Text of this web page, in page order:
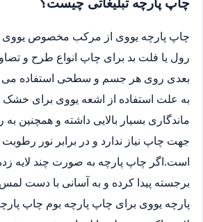
چاپ پارچه تبلیغاتی چیست؟
چاپ پارچه یووی از مرکب مخصوص یووی
رول یا فلت بد برای چاپ انواع طرح و
بعدی روی هر جسم و سطحی استفاده می
به علت استفاده از اشعه یووی برای
ماندگاری بسیار بالایی داشته و همچنین
جهت چاپ نیاز ندارد و در برابر نور
است.اگر چاپ پارچه به صورت چند لایه
برجسته پیدا کرده و به آسانی با دست
پارچه یووی برای چاپ پارچه بوم چاپ